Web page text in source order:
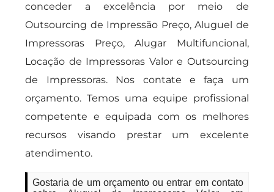
conceder a excelência por meio de
Outsourcing de Impressão Preço, Aluguel de
Impressoras Preço, Alugar Multifuncional,
Locação de Impressoras Valor e Outsourcing
de Impressoras. Nos contate e faça um
orçamento. Temos uma equipe profissional
competente e equipada com os melhores
recursos visando prestar um excelente
atendimento.
Gostaria de um orçamento ou entrar em contato